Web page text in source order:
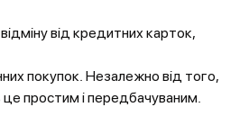
від кредитних карток,
покупок. Незалежно від того,
це простим і передбачуваним.